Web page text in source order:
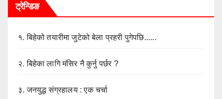
ट्रेन्डिङ
१.बिहेको तयारीमा जुटेको बेला प्रहरी पुगेपछि......
२.बिहेका लागि मंसिर नै कुर्नु पर्छर ?
३.जनयुद्ध संग्रहालय : एक चर्चा